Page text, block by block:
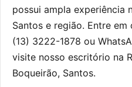
possui ampla experiência
Santos e região. Entre
(13) 3222-1878 ou
visite nosso escritório na
Boqueirão, Santos.